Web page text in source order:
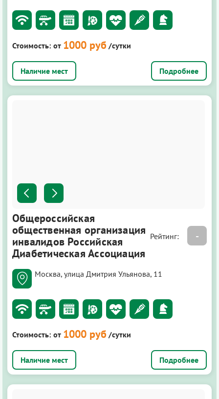
Стоимость: от 1000 руб /сутки
Подробнее
Общероссийская
общественная организация
инвалидов Российская
Диабетическая Ассоциация
Рейтинг: -
Москва, улица Дмитрия Ульянова, 11
Стоимость: от 1000 руб /сутки
Подробнее